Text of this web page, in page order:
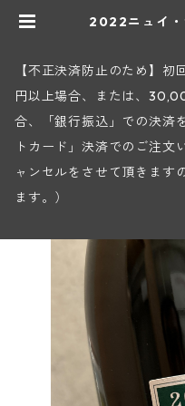
2022ニュイ・
【不正決済防止のため】
円以上場合、または、
合、「銀行振込」での決済
トカード」決済でのご注文
ャンセルをさせて頂きます
ます。）